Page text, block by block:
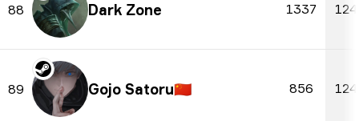
88 Dark Zone 1337
89 Gojo Satoru🇨🇳 856